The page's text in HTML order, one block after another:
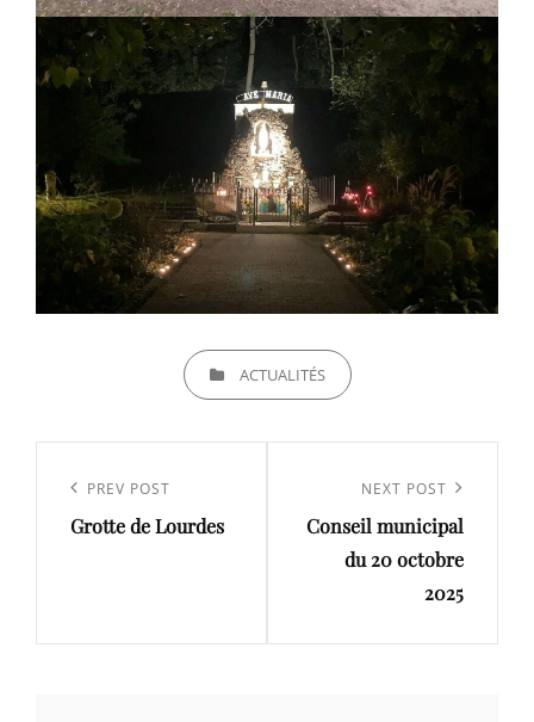
CATEGORIESACTUALITÉS
l’article
Previous
Post
PREV POST
Grotte de Lourdes
Post
NEXT POST
Conseil municipal
du 20 octobre
2025